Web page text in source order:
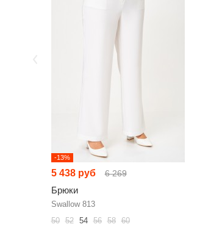
-13%
5 438 руб 6 269
Брюки
Swallow 813
50 52 54 56 58 60